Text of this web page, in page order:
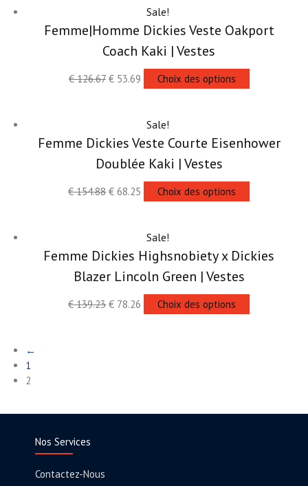
Sale!
Femme|Homme Dickies Veste Oakport
Coach Kaki | Vestes
€126.67 €53.69 Choix des options
Sale!
Femme Dickies Veste Courte Eisenhower
Doublée Kaki | Vestes
€154.88 € 68.25 Choix des options
Sale!
Femme Dickies Highsnobiety x Dickies
Blazer Lincoln Green | Vestes
€139.23 € 78.26 Choix des options
←
1
2
Nos Services
Contactez-Nous